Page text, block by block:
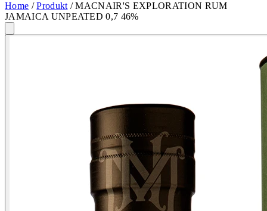
Home /Produkt /MACNAIR'S EXPLORATION RUM
JAMAICA UNPEATED 0,7 46%